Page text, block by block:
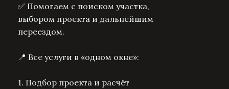
✅ Помогаем с поиском участка,
выбором проекта и дальнейшим
переездом.
📍 Все услуги в «одном окне»:
1. Подбор проекта и расчёт